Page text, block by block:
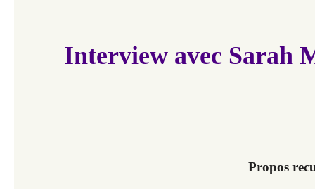
Interview avec Sarah
Propos